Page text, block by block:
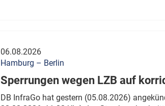
06.08.2026
Hamburg – Berlin
Sperrungen wegen LZB auf
DB InfraGo hat gestern (05.08.2026)